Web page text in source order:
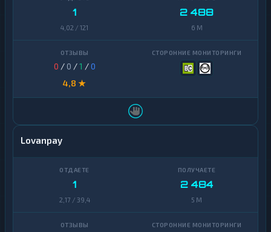
1
4,02 / 121
2 488
6 M
0 / 0 /1 /0
4,8 ★
Lovanpay
1
2,17 / 39,4
2 484
5 M